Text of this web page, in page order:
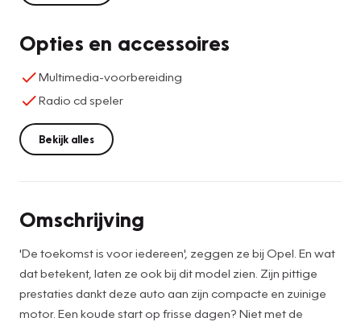
Opties en accessoires
Multimedia-voorbereiding
Radio cd speler
Bekijk alles
Omschrijving
'De toekomst is voor iedereen', zeggen ze bij Opel. En wat
dat betekent, laten ze ook bij dit model zien. Zijn pittige
prestaties dankt deze auto aan zijn compacte en zuinige
motor. Een koude start op frisse dagen? Niet met de